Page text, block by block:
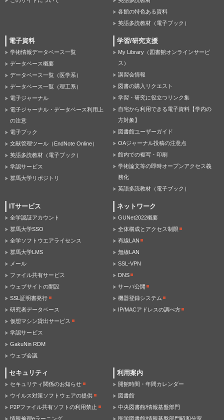
各館の特色ある資料
英語多読教材（電子ブック）
電子資料
学術情報データベース一覧
データベース概要
データベース一覧（医学系）
データベース一覧（理工系）
電子ジャーナル
電子ジャーナル・データベース利用上
の注意
電子ブック
文献管理ツール（EndNote Online）
英語多読教材（電子ブック）
学認サービス
群馬大学リポジトリ
学習/研究支援
My Library（図書館オンラインサービ
ス）
講習会情報
図書の購入リクエスト
学習・研究に役立つリンク集
自宅から利用できる電子資料【学内の
方対象】
図書館ユーザーガイド
OAジャーナル投稿の注意点
館内での複写・印刷
学術論文等の即時オープンアクセス義
務化
英語多読教材（電子ブック）
ITサービス
全学認証アカウント
群馬大学SSO
全学ソフトウエアライセンス
群馬大学LMS
メール
ファイル共有サービス
ウェブサイトの開設
SSL証明書発行
研究者データベース
仮想マシン貸出サービス
学認サービス
GakuNin RDM
ウェブ会議
ネットワーク
GUNet2022概要
全体構成とアクセス制限
有線LAN
無線LAN
SSL-VPN
DNS
サーバ公開
機器登録システム
IP/MACアドレスの調べ方
セキュリティ
セキュリティ関係のお知らせ
ウイルス対策ソフトウェアの提供
P2Pファイル共有ソフトの利用禁止
情報倫理eラーニング
利用案内
開館時間・年間カレンダー
図書館
中央図書館/情報基盤部門
医学図書館/情報基盤部門昭和分室